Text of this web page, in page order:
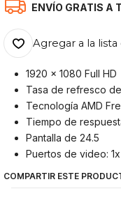
ENVÍO GRATIS A
Agregar a la
1920 x 1080 Full HD
Tasa de refresco
Tecnología AMD
Tiempo de
Pantalla de 24.5
Puertos de video:
COMPARTIR ESTE